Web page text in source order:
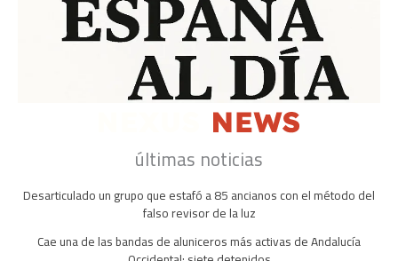
últimas noticias
Desarticulado un grupo que estafó a 85 ancianos con el método del
falso revisor de la luz
Cae una de las bandas de aluniceros más activas de Andalucía